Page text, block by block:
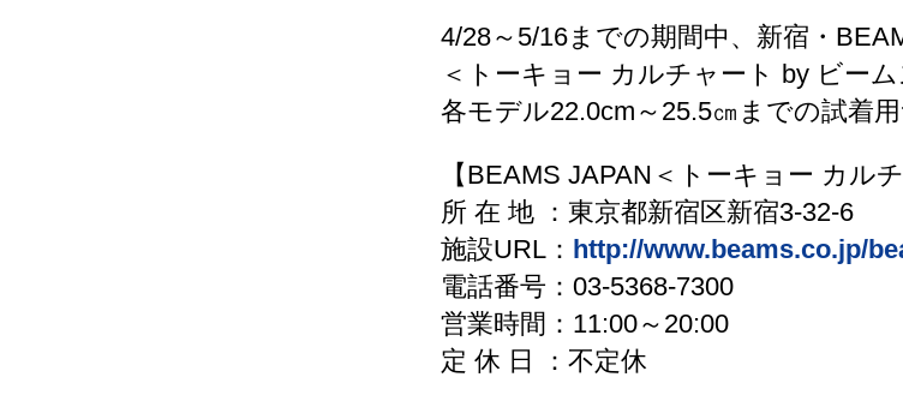
4/28～5/16までの期間中、新宿・
＜トーキョー カルチャート by ビー
各モデル22.0cm～25.5㎝までの試着
【BEAMS JAPAN＜トーキョー カル
所 在 地 ：東京都新宿区新宿3-32-6
施設URL： http://www.beams.co.jp/
電話番号：03-5368-7300
営業時間：11:00～20:00
定 休 日 ：不定休